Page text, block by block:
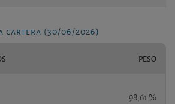
cartera (30/06/2026)
PESO
98,61 %